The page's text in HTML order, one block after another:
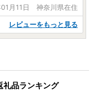
月11日 神奈川県在住
レビューをもっと見る
礼品ランキング